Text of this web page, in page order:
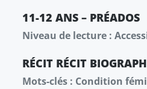
11-12 ANS – PRÉADOS
Niveau de lecture :
RÉCIT RÉCIT
Mots-clés : Condition